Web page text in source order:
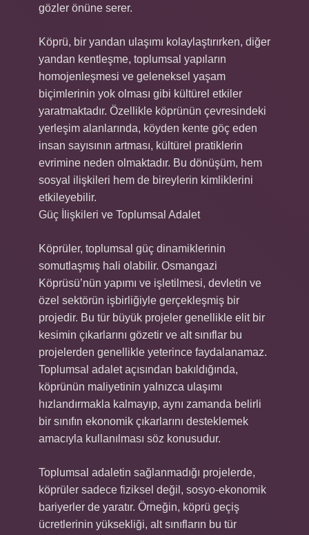
gözler önüne serer.
Köprü, bir yandan ulaşımı kolaylaştırırken, diğer
yandan kentleşme, toplumsal yapıların
homojenleşmesi ve geleneksel yaşam
biçimlerinin yok olması gibi kültürel etkiler
yaratmaktadır. Özellikle köprünün çevresindeki
yerleşim alanlarında, köyden kente göç eden
insan sayısının artması, kültürel pratiklerin
evrimine neden olmaktadır. Bu dönüşüm, hem
sosyal ilişkileri hem de bireylerin kimliklerini
etkileyebilir.
Güç İlişkileri ve Toplumsal Adalet
Köprüler, toplumsal güç dinamiklerinin
somutlaşmış hali olabilir. Osmangazi
Köprüsü’nün yapımı ve işletilmesi, devletin ve
özel sektörün işbirliğiyle gerçekleşmiş bir
projedir. Bu tür büyük projeler genellikle elit bir
kesimin çıkarlarını gözetir ve alt sınıflar bu
projelerden genellikle yeterince faydalanamaz.
Toplumsal adalet açısından bakıldığında,
köprünün maliyetinin yalnızca ulaşımı
hızlandırmakla kalmayıp, aynı zamanda belirli
bir sınıfın ekonomik çıkarlarını desteklemek
amacıyla kullanılması söz konusudur.
Toplumsal adaletin sağlanmadığı projelerde,
köprüler sadece fiziksel değil, sosyo-ekonomik
bariyerler de yaratır. Örneğin, köprü geçiş
ücretlerinin yüksekliği, alt sınıfların bu tür